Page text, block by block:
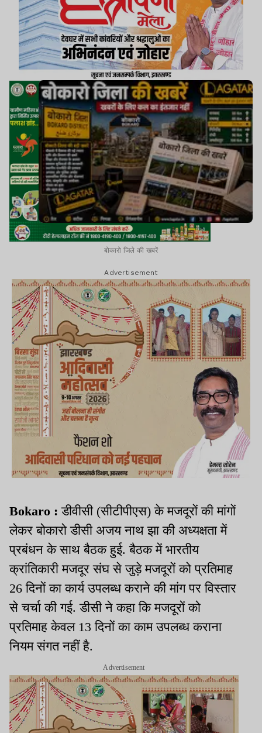
बोकारो जिले की खबरें
Advertisement
Bokaro : डीवीसी (सीटीपीएस) के मजदूरों की मांगों
लेकर बोकारो डीसी अजय नाथ झा की अध्यक्षता में
प्रबंधन के साथ बैठक हुई. बैठक में भारतीय
क्रांतिकारी मजदूर संघ से जुड़े मजदूरों को प्रतिमाह
26 दिनों का कार्य उपलब्ध कराने की मांग पर विस्तार
से चर्चा की गई. डीसी ने कहा कि मजदूरों को
प्रतिमाह केवल 13 दिनों का काम उपलब्ध कराना
नियम संगत नहीं है.
Advertisement